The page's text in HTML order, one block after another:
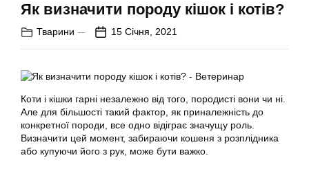
Як визначити породу кішок і котів?
Тварини 15 Січня, 2021
Коти і кішки гарні незалежно від того, породисті вони чи ні.
Але для більшості такий фактор, як приналежність до
конкретної породи, все одно відіграє значущу роль.
Визначити цей момент, забираючи кошеня з розплідника
або купуючи його з рук, може бути важко.